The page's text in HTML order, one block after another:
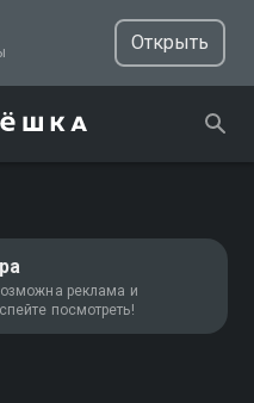
Открыть
реклама и
посмотреть!